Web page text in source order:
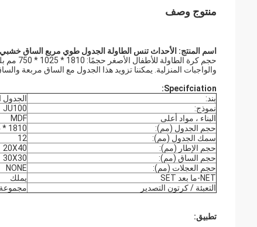
منتوج وصف
اسم المنتج: الأحداث تنس الطاولة الجدول طوي مربع الساق خشبي
حجم كرة الطاولة للأطفال الأصغر حجمًا: 1810 * 1025 * 750 مم بلون طبيعي مناسب للعب الأسرة
والواجبات المنزلية. يمكننا تزويد هذا الجدول مع الساق مربعة
Specifciation:
بند:
الجدول
نموذج:
JU100
البناء ، مواد أعلى
MDF
حجم الجدول (مم):
1810 * 1025 * 750
سمك الجدول (مم):
12
حجم الإطار (مم):
20X40
حجم الساق (مم):
30X30
حجم العجلات (مم):
NONE
NET-ما بعد SET
يملك
التعبئة / كرتون التصدير
تطبيق: